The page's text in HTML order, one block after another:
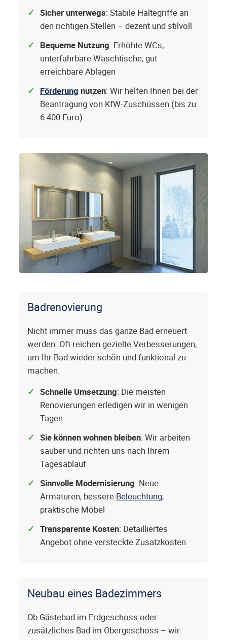
Sicher unterwegs: Stabile Haltegriffe an
den richtigen Stellen – dezent und stilvoll
Bequeme Nutzung: Erhöhte WCs,
unterfahrbare Waschtische, gut
erreichbare Ablagen
Förderung nutzen: Wir helfen Ihnen bei der
Beantragung von KfW-Zuschüssen (bis zu
6.400 Euro)
Badrenovierung
Nicht immer muss das ganze Bad erneuert
werden. Oft reichen gezielte Verbesserungen,
um Ihr Bad wieder schön und funktional zu
machen.
Schnelle Umsetzung: Die meisten
Renovierungen erledigen wir in wenigen
Tagen
Sie können wohnen bleiben: Wir arbeiten
sauber und richten uns nach Ihrem
Tagesablauf
Sinnvolle Modernisierung: Neue
Armaturen, bessere Beleuchtung,
praktische Möbel
Transparente Kosten: Detailliertes
Angebot ohne versteckte Zusatzkosten
Neubau eines Badezimmers
Ob Gästebad im Erdgeschoss oder
zusätzliches Bad im Obergeschoss – wir